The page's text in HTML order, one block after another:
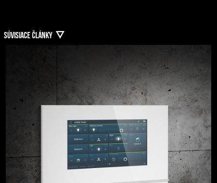
SÚVISIACE ČLÁNKY